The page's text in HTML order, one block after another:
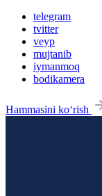
telegram
tvitter
veyp
mujtanib
iymanmoq
bodikamera
Hammasini ko‘rish